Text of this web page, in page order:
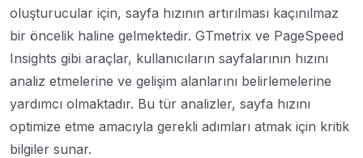
oluşturucular için, sayfa hızının artırılması kaçınılmaz
bir öncelik haline gelmektedir. GTmetrix ve PageSpeed
Insights gibi araçlar, kullanıcıların sayfalarının hızını
analiz etmelerine ve gelişim alanlarını belirlemelerine
yardımcı olmaktadır. Bu tür analizler, sayfa hızını
optimize etme amacıyla gerekli adımları atmak için kritik
bilgiler sunar.